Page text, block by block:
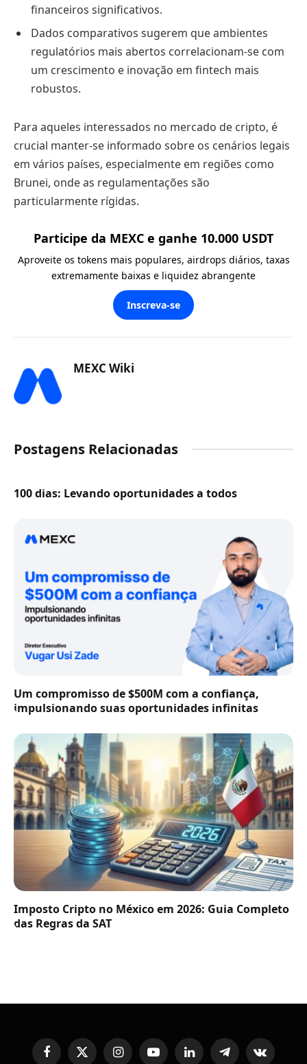
financeiros significativos.
Dados comparativos sugerem que ambientes
regulatórios mais abertos correlacionam-se com
um crescimento e inovação em fintech mais
robustos.
Para aqueles interessados no mercado de cripto, é
crucial manter-se informado sobre os cenários legais
em vários países, especialmente em regiões como
Brunei, onde as regulamentações são
particularmente rígidas.
Participe da MEXC e ganhe 10.000 USDT
Aproveite os tokens mais populares, airdrops diários, taxas
extremamente baixas e liquidez abrangente
Inscreva-se
MEXC Wiki
Postagens Relacionadas
100 dias: Levando oportunidades a todos
Um compromisso de $500M com a confiança,
impulsionando suas oportunidades infinitas
Imposto Cripto no México em 2026: Guia Completo
das Regras da SAT
FacebookX InstagramYouTubeLinkedInTelegramVKontakte